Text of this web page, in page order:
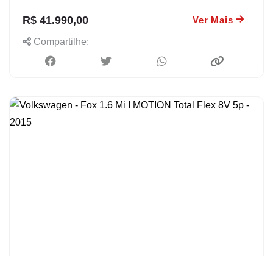
R$ 41.990,00 Ver Mais
Compartilhe: